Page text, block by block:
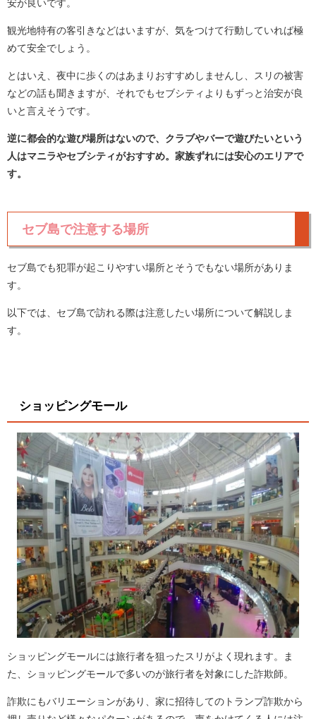
安が良いです。
観光地特有の客引きなどはいますが、気をつけて行動していれば極
めて安全でしょう。
とはいえ、夜中に歩くのはあまりおすすめしませんし、スリの被害
などの話も聞きますが、それでもセブシティよりもずっと治安が良
いと言えそうです。
逆に都会的な遊び場所はないので、クラブやバーで遊びたいという
人はマニラやセブシティがおすすめ。家族ずれには安心のエリアで
す。
セブ島で注意する場所
セブ島でも犯罪が起こりやすい場所とそうでもない場所がありま
す。
以下では、セブ島で訪れる際は注意したい場所について解説しま
す。
ショッピングモール
ショッピングモールには旅行者を狙ったスリがよく現れます。ま
た、ショッピングモールで多いのが旅行者を対象にした詐欺師。
詐欺にもバリエーションがあり、家に招待してのトランプ詐欺から